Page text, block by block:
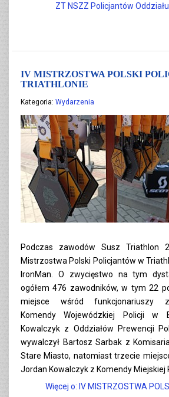
ZT NSZZ Policjantów Oddziału
IV MISTRZOSTWA POLSKI
TRIATHLONIE
Kategoria: Wydarzenia
Podczas zawodów Susz Triathlon
Mistrzostwa Polski Policjantów w
IronMan. O zwycięstwo na tym
ogółem 476 zawodników, w tym 22
miejsce wśród funkcjonariuszy
Komendy Wojewódzkiej Policji w
Kowalczyk z Oddziałów Prewencji
wywalczył Bartosz Sarbak z
Stare Miasto, natomiast trzecie
Jordan Kowalczyk z Komendy Miejskiej
Więcej o: IV MISTRZOSTWA